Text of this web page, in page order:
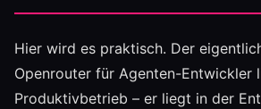
Hier wird es praktisch. Der
Openrouter für Agenten-Entwickler
Produktivbetrieb – er liegt in der